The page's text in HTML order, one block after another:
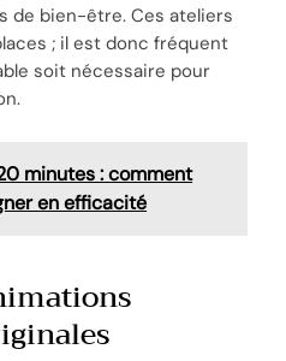
de bien-être. Ces ateliers
; il est donc fréquent
soit nécessaire pour
minutes : comment
en efficacité